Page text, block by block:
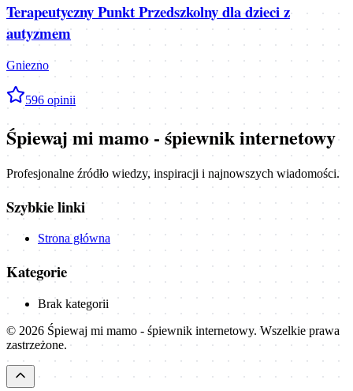
Terapeutyczny Punkt Przedszkolny dla dzieci z
autyzmem
Gniezno
596 opinii
Śpiewaj mi mamo - śpiewnik internetowy
Profesjonalne źródło wiedzy, inspiracji i najnowszych wiadomości.
Szybkie linki
Strona główna
Kategorie
Brak kategorii
© 2026 Śpiewaj mi mamo - śpiewnik internetowy. Wszelkie prawa
zastrzeżone.